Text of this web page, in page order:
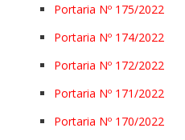
Portaria Nº 175/2022
Portaria Nº 174/2022
Portaria Nº 172/2022
Portaria Nº 171/2022
Portaria Nº 170/2022